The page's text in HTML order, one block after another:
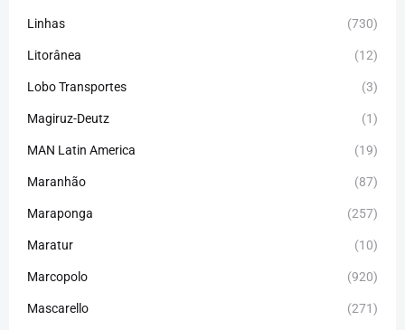
Linhas (730)
Litorânea (12)
Lobo Transportes (3)
Magiruz-Deutz (1)
MAN Latin America (19)
Maranhão (87)
Maraponga (257)
Maratur (10)
Marcopolo (920)
Mascarello (271)